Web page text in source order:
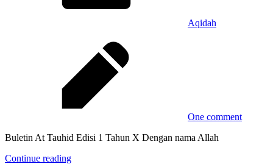
Aqidah
One comment
Buletin At Tauhid Edisi 1 Tahun X Dengan nama Allah
Continue reading